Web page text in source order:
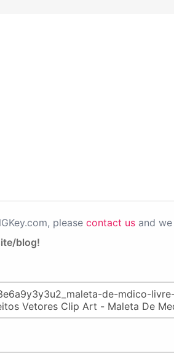
please contact us and
blog!